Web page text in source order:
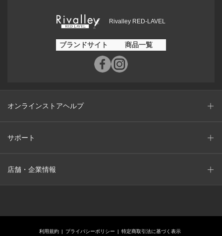
Rivalley RED-LAVEL
ブランドサイト 商品一覧
オンラインストアヘルプ
サポート
店舗・企業情報
利用規約 プライバシーポリシー 特定商取引法に基づく表示